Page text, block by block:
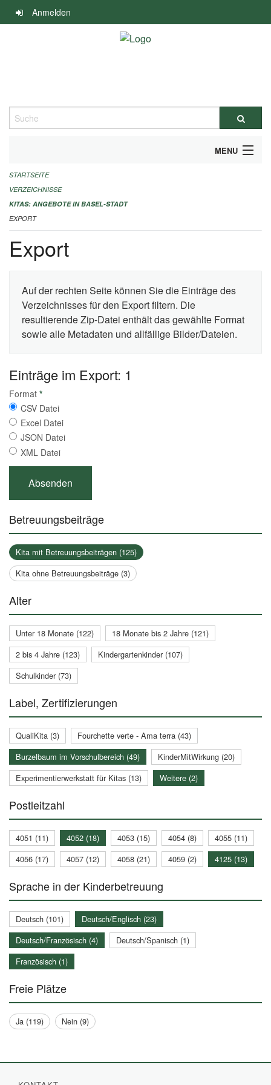
Navigation
überspringen
Anmelden
Suche
MENU
ALLGEMEINE INFORMATIONEN
IMPRESSUM
STARTSEITE
VERZEICHNISSE
KITAS: ANGEBOTE IN BASEL-STADT
EXPORT
Export
Auf der rechten Seite können Sie die Einträge des
Verzeichnisses für den Export filtern. Die
resultierende Zip-Datei enthält das gewählte Format
sowie alle Metadaten und allfällige Bilder/Dateien.
Einträge im Export: 1
Format *
CSV Datei
Excel Datei
JSON Datei
XML Datei
Betreuungsbeiträge
Kita mit Betreuungsbeiträgen (125)
Kita ohne Betreuungsbeiträge (3)
Alter
Unter 18 Monate (122)
18 Monate bis 2 Jahre (121)
2 bis 4 Jahre (123)
Kindergartenkinder (107)
Schulkinder (73)
Label, Zertifizierungen
QualiKita (3)
Fourchette verte - Ama terra (43)
Burzelbaum im Vorschulbereich (49)
KinderMitWirkung (20)
Experimentierwerkstatt für Kitas (13)
Weitere (2)
Postleitzahl
4051 (11) 4052 (18) 4053 (15) 4054 (8)
4055 (11)
4056 (17)
4057 (12) 4058 (21) 4059 (2) 4125 (13)
Sprache in der Kinderbetreuung
Deutsch (101)
Deutsch/Englisch (23)
Deutsch/Französisch (4)
Deutsch/Spanisch (1)
Französisch (1)
Freie Plätze
Ja (119) Nein (9)